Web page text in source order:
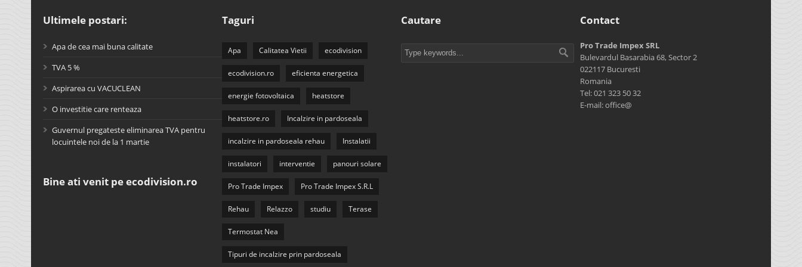
Ultimele postari:
Apa de cea mai buna calitate
TVA 5 %
Aspirarea cu VACUCLEAN
O investitie care renteaza
Guvernul pregateste eliminarea TVA pentru
locuintele noi de la 1 martie
Bine ati venit pe ecodivision.ro
Taguri
Apa Calitatea Vietii ecodivision
ecodivision.ro eficienta energetica
energie fotovoltaica heatstore
heatstore.ro Incalzire in pardoseala
incalzire in pardoseala rehau Instalatii
instalatori interventie panouri solare
Pro Trade Impex Pro Trade Impex S.R.L
Rehau Relazzo studiu Terase
Termostat Nea
Tipuri de incalzire prin pardoseala
Cautare Contact
Pro Trade Impex SRL
Bulevardul Basarabia 68, Sector 2
022117 Bucuresti
Romania
Tel: 021 323 50 32
E-mail: office@